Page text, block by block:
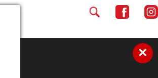
×